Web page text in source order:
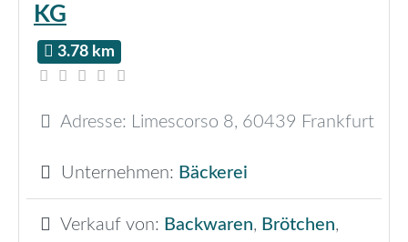
KG
3.78 km
Adresse: Limescorso 8, 60439 Frankfurt
Unternehmen: Bäckerei
Verkauf von: Backwaren, Brötchen,